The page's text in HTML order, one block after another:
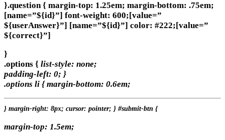
}.question { margin-top: 1.25em; margin-bottom: .75em;
[name=”${id}”] font-weight: 600;[value=”
${userAnswer}”] [name=”${id}”] color: #222;[value=”
${correct}”]
}
.options { list-style: none;
padding-left: 0; }
.options li { margin-bottom: 0.6em;
} margin-right: 8px; cursor: pointer; } #submit-btn {
margin-top: 1.5em;